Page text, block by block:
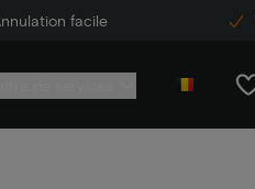
facile